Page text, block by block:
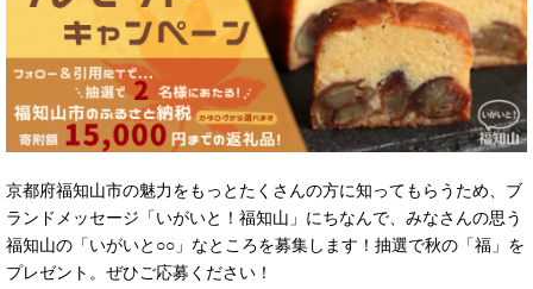
京都府福知山市の魅力をもっとたくさんの方に知ってもらうため、ブ
ランドメッセージ「いがいと！福知山」にちなんで、みなさんの思う
福知山の「いがいと○○」なところを募集します！抽選で秋の「福」を
プレゼント。ぜひご応募ください！